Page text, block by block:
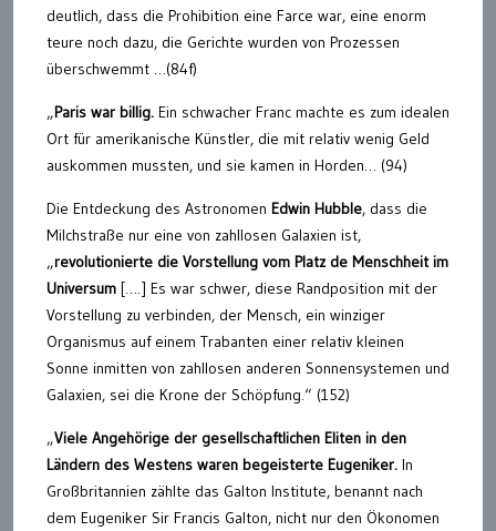
deutlich, dass die Prohibition eine Farce war, eine enorm
teure noch dazu, die Gerichte wurden von Prozessen
überschwemmt …(84f)
„Paris war billig. Ein schwacher Franc machte es zum idealen
Ort für amerikanische Künstler, die mit relativ wenig Geld
auskommen mussten, und sie kamen in Horden… (94)
Die Entdeckung des Astronomen Edwin Hubble, dass die
Milchstraße nur eine von zahllosen Galaxien ist,
„revolutionierte die Vorstellung vom Platz de Menschheit im
Universum [….] Es war schwer, diese Randposition mit der
Vorstellung zu verbinden, der Mensch, ein winziger
Organismus auf einem Trabanten einer relativ kleinen
Sonne inmitten von zahllosen anderen Sonnensystemen und
Galaxien, sei die Krone der Schöpfung.“ (152)
„Viele Angehörige der gesellschaftlichen Eliten in den
Ländern des Westens waren begeisterte Eugeniker. In
Großbritannien zählte das Galton Institute, benannt nach
dem Eugeniker Sir Francis Galton, nicht nur den Ökonomen